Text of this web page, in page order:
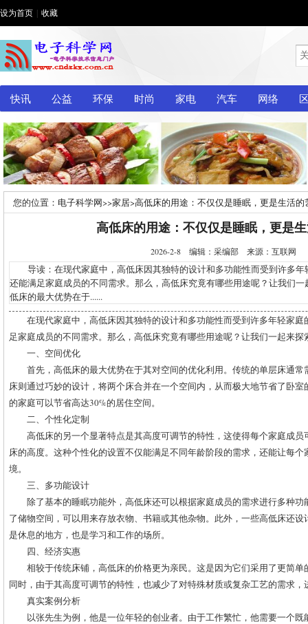
设为首页 收藏
快讯 公益 环保 时尚 家电 汽车 网络
您的位置： 电子科学网>>家居>高低床的用途：不仅仅是睡眠，更是生活的
高低床的用途：不仅仅是睡眠，更是
2026-2-8 编辑：采编部 来源：互联网
导读：在现代家庭中，高低床因其独特的设计和多功能性而受到许多年
还能满足家庭成员的不同需求。那么，高低床究竟有哪些用途呢？让我们
低床的最大优势在于......
在现代家庭中，高低床因其独特的设计和多功能性而受到许多年轻家
足家庭成员的不同需求。那么，高低床究竟有哪些用途呢？让我们一起来探
一、空间优化
首先，高低床的最大优势在于其对空间的优化利用。传统的单层床通
床则通过巧妙的设计，将两个床合并在一个空间内，从而极大地节省了卧
的家庭可以节省高达30%的居住空间。
二、个性化定制
高低床的另一个显著特点是其高度可调节的特性，这使得每个家庭成
床的高度。这种个性化的设置不仅能满足不同年龄阶段的需求，还能让每
境。
三、多功能设计
除了基本的睡眠功能外，高低床还可以根据家庭成员的需求进行多种
了储物空间，可以用来存放衣物、书籍或其他杂物。此外，一些高低床还
是休息的地方，也是学习和工作的场所。
四、经济实惠
相较于传统床铺，高低床的价格更为亲民。这是因为它们采用了更简
同时，由于其高度可调节的特性，也减少了对特殊材质或复杂工艺的需求，
真实案例分析
以张先生为例，他是一位年轻的创业者。由于工作繁忙，他需要一个